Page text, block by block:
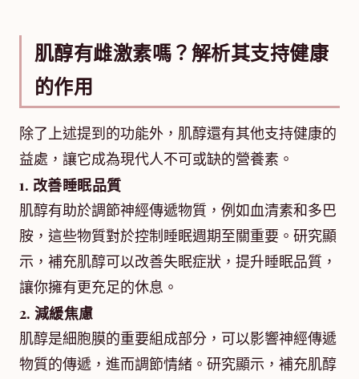
肌醇有雌激素嗎？解析其支持健康
的作用
除了上述提到的功能外，肌醇還有其他支持健康的
益處，讓它成為現代人不可或缺的營養素。
1. 改善睡眠品質
肌醇有助於調節神經傳遞物質，例如血清素和多巴
胺，這些物質對於控制睡眠週期至關重要。研究顯
示，補充肌醇可以改善失眠症狀，提升睡眠品質，
讓你擁有更充足的休息。
2. 減緩焦慮
肌醇是細胞膜的重要組成部分，可以影響神經傳遞
物質的傳遞，進而調節情緒。研究顯示，補充肌醇